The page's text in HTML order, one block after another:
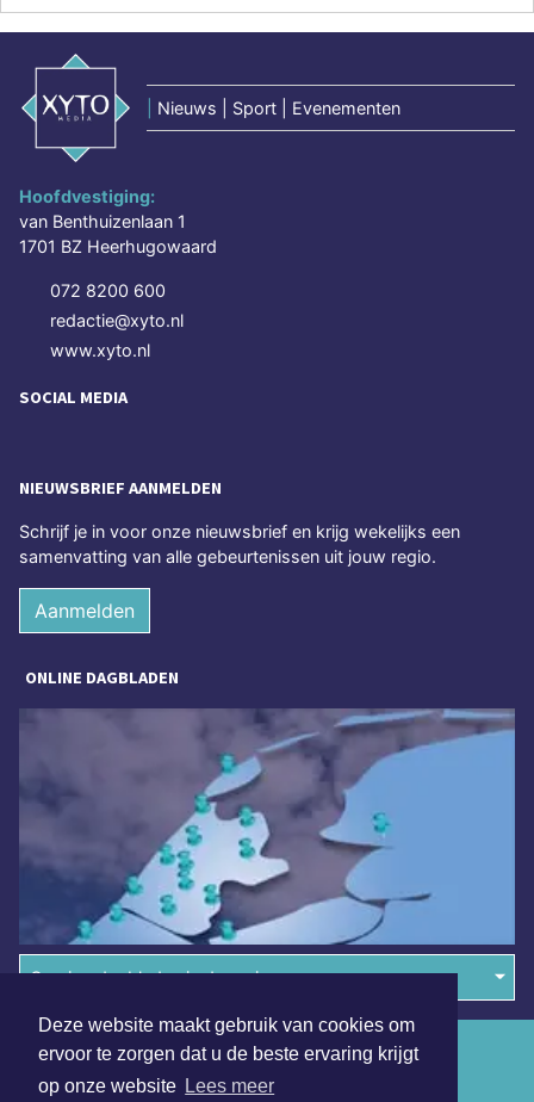
Deze website maakt gebruik van cookies om
ervoor te zorgen dat u de beste ervaring krijgt
op onze website Lees meer
Nieuws | Sport | Evenementen
Hoofdvestiging:
van Benthuizenlaan 1
1701 BZ Heerhugowaard
072 8200 600
redactie@xyto.nl
www.xyto.nl
SOCIAL MEDIA
NIEUWSBRIEF AANMELDEN
Schrijf je in voor onze nieuwsbrief en krijg wekelijks een
samenvatting van alle gebeurtenissen uit jouw regio.
Aanmelden
ONLINE DAGBLADEN
Overige dagbladen in de regio
Algemene voorwaarden
Disclaimer